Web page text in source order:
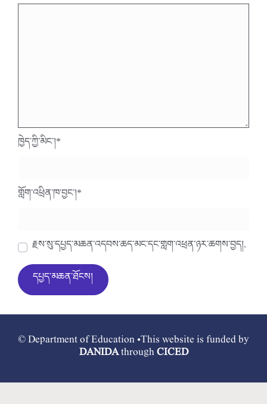
ཁྱེད་ཀྱི་མིང་།*
གློག་འཕྲིན་ཁ་བྱང་།*
རྗེས་སུ་དཔྱད་མཆན་འདེབས་ཆེད་མིང་དང་གློག་འཕྲིན་ཉར་ཚགས་བྱེད།.
© Department of Education •This website is funded by
DANIDAthroughCICED